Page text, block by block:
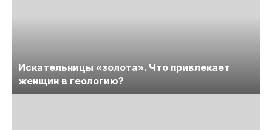
Искательницы «золота». Что привлекает
женщин в геологию?